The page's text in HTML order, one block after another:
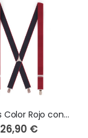
Tirantes Color Rojo con Lunares Marinos
26,90 €